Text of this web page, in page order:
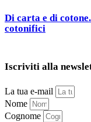
Di carta e di
cotonifici
Iscriviti alla
La tua e-mail
Nome
Cognome